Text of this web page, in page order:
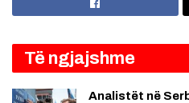
Të ngjajshme
Analistët në